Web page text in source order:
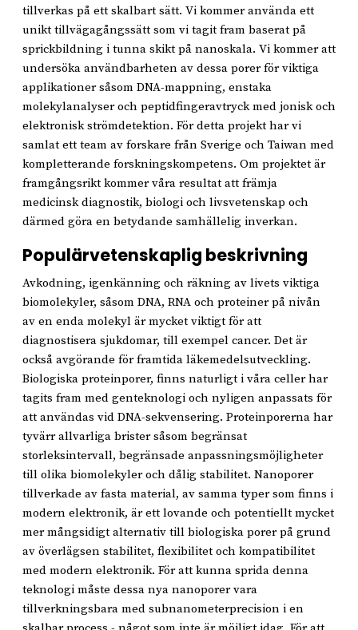
tillverkas på ett skalbart sätt. Vi kommer använda ett
unikt tillvägagångssätt som vi tagit fram baserat på
sprickbildning i tunna skikt på nanoskala. Vi kommer att
undersöka användbarheten av dessa porer för viktiga
applikationer såsom DNA-mappning, enstaka
molekylanalyser och peptidfingeravtryck med jonisk och
elektronisk strömdetektion. För detta projekt har vi
samlat ett team av forskare från Sverige och Taiwan med
kompletterande forskningskompetens. Om projektet är
framgångsrikt kommer våra resultat att främja
medicinsk diagnostik, biologi och livsvetenskap och
därmed göra en betydande samhällelig inverkan.
Populärvetenskaplig beskrivning
Avkodning, igenkänning och räkning av livets viktiga
biomolekyler, såsom DNA, RNA och proteiner på nivån
av en enda molekyl är mycket viktigt för att
diagnostisera sjukdomar, till exempel cancer. Det är
också avgörande för framtida läkemedelsutveckling.
Biologiska proteinporer, finns naturligt i våra celler har
tagits fram med genteknologi och nyligen anpassats för
att användas vid DNA-sekvensering. Proteinporerna har
tyvärr allvarliga brister såsom begränsat
storleksintervall, begränsade anpassningsmöjligheter
till olika biomolekyler och dålig stabilitet. Nanoporer
tillverkade av fasta material, av samma typer som finns i
modern elektronik, är ett lovande och potentiellt mycket
mer mångsidigt alternativ till biologiska porer på grund
av överlägsen stabilitet, flexibilitet och kompatibilitet
med modern elektronik. För att kunna sprida denna
teknologi måste dessa nya nanoporer vara
tillverkningsbara med subnanometerprecision i en